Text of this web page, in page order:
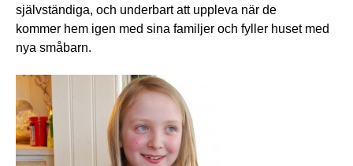
självständiga, och underbart att uppleva när de
kommer hem igen med sina familjer och fyller huset med
nya småbarn.